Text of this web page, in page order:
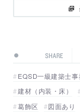
SHARE
EQSD一級建築士事
建材（内装・床）
葛飾区
図面あり